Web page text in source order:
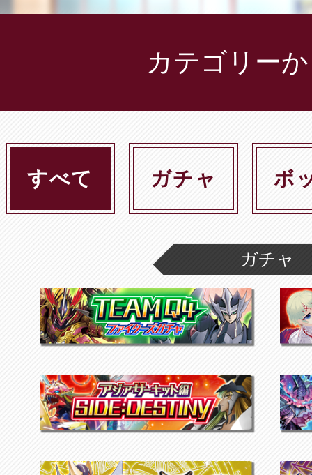
カテゴリー
すべて ガチャ ボ
ガチャ